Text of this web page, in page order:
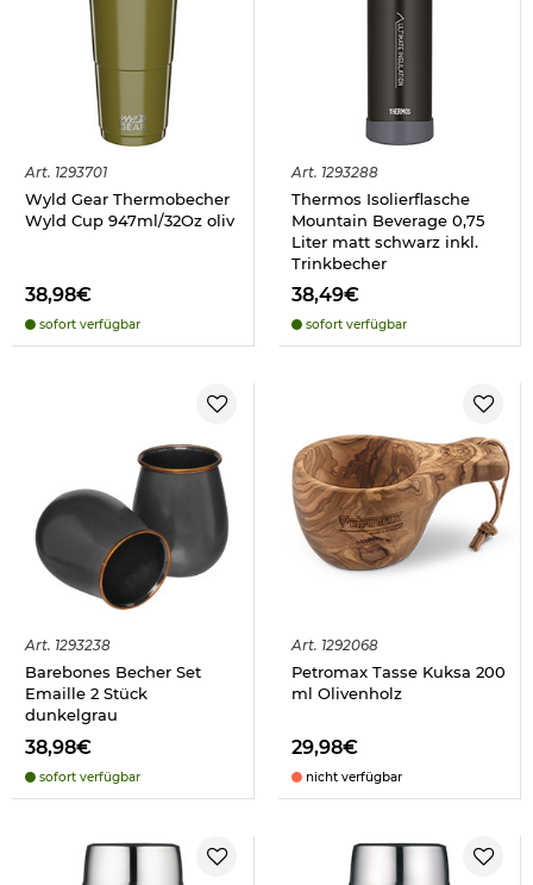
Art. 1293701
Wyld Gear Thermobecher
Wyld Cup 947ml/32Oz oliv
38,98€
sofort verfügbar
Art. 1293288
Thermos Isolierflasche
Mountain Beverage 0,75
Liter matt schwarz inkl.
Trinkbecher
38,49€
sofort verfügbar
Art. 1293238
Barebones Becher Set
Emaille 2 Stück
dunkelgrau
38,98€
sofort verfügbar
Art. 1292068
Petromax Tasse Kuksa 200
ml Olivenholz
29,98€
nicht verfügbar